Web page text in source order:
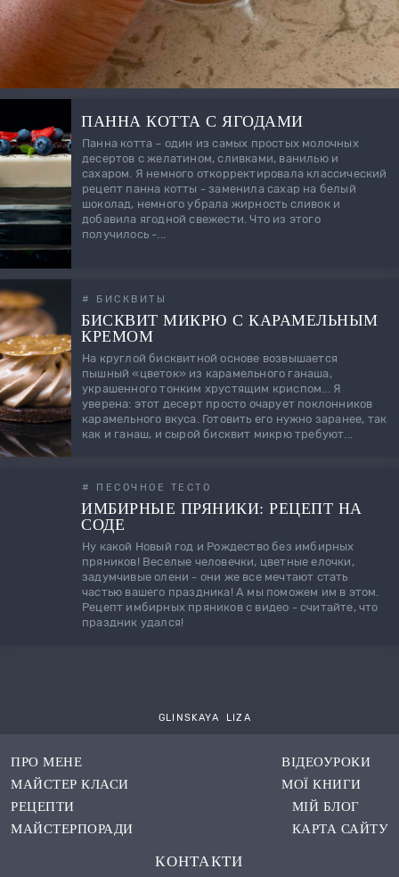
ПАННА КОТТА С ЯГОДАМИ
Панна котта – один из самых простых молочных
десертов с желатином, сливками, ванилью и
сахаром. Я немного откорректировала классический
рецепт панна котты - заменила сахар на белый
шоколад, немного убрала жирность сливок и
добавила ягодной свежести. Что из этого
получилось -...
# БИСКВИТЫ
БИСКВИТ МИКРЮ С КАРАМЕЛЬНЫМ
КРЕМОМ
На круглой бисквитной основе возвышается
пышный «цветок» из карамельного ганаша,
украшенного тонким хрустящим криспом... Я
уверена: этот десерт просто очарует поклонников
карамельного вкуса. Готовить его нужно заранее, так
как и ганаш, и сырой бисквит микрю требуют...
# ПЕСОЧНОЕ ТЕСТО
ИМБИРНЫЕ ПРЯНИКИ: РЕЦЕПТ НА
СОДЕ
Ну какой Новый год и Рождество без имбирных
пряников! Веселые человечки, цветные елочки,
задумчивые олени - они же все мечтают стать
частью вашего праздника! А мы поможем им в этом.
Рецепт имбирных пряников с видео - считайте, что
праздник удался!
GLINSKAYA LIZA
ПРО МЕНЕ
МАЙСТЕР КЛАСИ
ВІДЕОУРОКИ
МОЇ КНИГИ
РЕЦЕПТИ
МАЙСТЕРПОРАДИ
МІЙ БЛОГ
КАРТА САЙТУ
КОНТАКТИ
Lorem Ipsum is simply dummy text of the printing and
standard dummy text ever since the 1500s, when an unknown
printer took a galley of type and scrambled it to make a type
specimen book. It has survived not only five centuries, but also
the leap into electronic typesetting, remaining essentially
unchanged. It was popularised in the 1960s with the release of
Letraset sheets containing Lorem Ipsum passages, and more
1. Торт "Кружево"
ганаш на молочном шоколаде, мусс на белом шоколаде,
1. Расписание